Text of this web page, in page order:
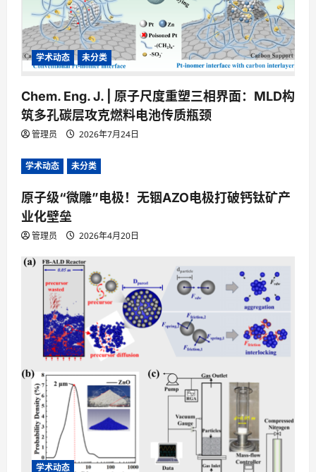
学术动态 未分类
Chem. Eng. J. | 原子尺度重塑三相界面：MLD构
筑多孔碳层攻克燃料电池传质瓶颈
管理员 2026年7月24日
学术动态 未分类
原子级“微雕”电极！无铟AZO电极打破钙钛矿产
业化壁垒
管理员 2026年4月20日
学术动态